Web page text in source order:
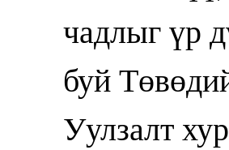
чадлыг үр
буй
Уулзалт